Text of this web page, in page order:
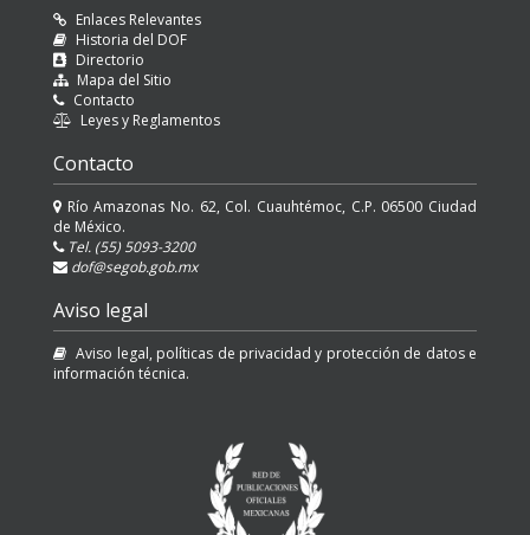
Enlaces Relevantes
Historia del DOF
Directorio
Mapa del Sitio
Contacto
Leyes y Reglamentos
Contacto
Río Amazonas No. 62, Col. Cuauhtémoc, C.P. 06500 Ciudad
de México.
Tel. (55) 5093-3200
dof@segob.gob.mx
Aviso legal
Aviso legal, políticas de privacidad y protección de datos e
información técnica.